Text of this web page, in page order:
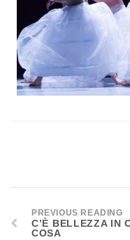
PREVIOUS READING
C’È BELLEZZA IN
COSA